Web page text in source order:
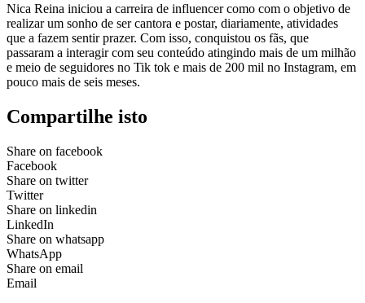
Nica Reina iniciou a carreira de influencer como com o objetivo de
realizar um sonho de ser cantora e postar, diariamente, atividades
que a fazem sentir prazer. Com isso, conquistou os fãs, que
passaram a interagir com seu conteúdo atingindo mais de um milhão
e meio de seguidores no Tik tok e mais de 200 mil no Instagram, em
pouco mais de seis meses.
Compartilhe isto
Share on facebook
Facebook
Share on twitter
Twitter
Share on linkedin
LinkedIn
Share on whatsapp
WhatsApp
Share on email
Email